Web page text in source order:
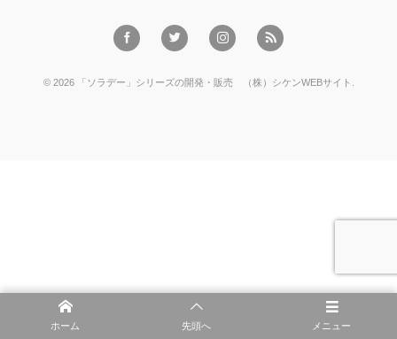
© 2026 「ソラデー」シリーズの開発・販売 （株）シケンWEBサイト
メニュー
ホーム 先頭へ